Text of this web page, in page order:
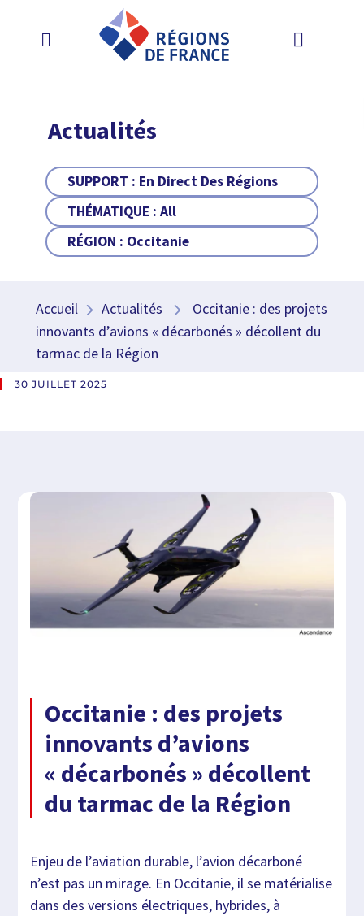
Actualités
SUPPORT : En Direct Des Régions
THÉMATIQUE :All
RÉGION : Occitanie
Accueil Actualités
Occitanie : des projets
innovants d’avions « décarbonés » décollent du
tarmac de la Région
30 JUILLET 2025
Occitanie : des projets
innovants d’avions
« décarbonés » décollent
du tarmac de la Région
Enjeu de l’aviation durable, l’avion décarboné
n’est pas un mirage. En Occitanie, il se matérialise
dans des versions électriques, hybrides, à